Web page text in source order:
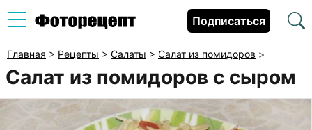
Подписаться
Главная > Рецепты > Салаты > Салат из помидоров >
Салат из помидоров с сыром